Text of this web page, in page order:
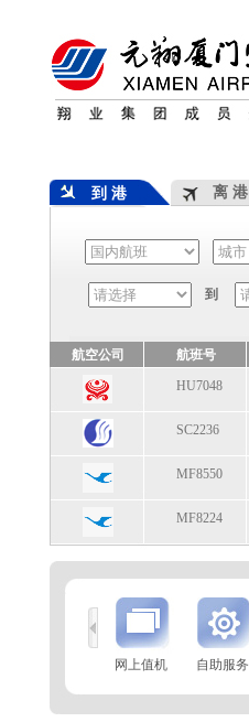
到 港 离 港
到
航空公司 航班号
HU7048
SC2236
MF8550
MF8224
到
航空公司 航班号
网上值机 自助服务